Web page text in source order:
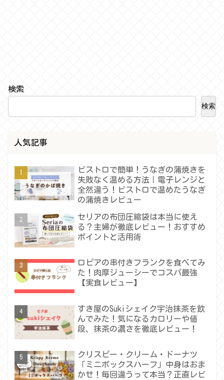
検索
検索
人気記事
ビストロで簡単！うなぎの蒲焼きを
失敗なく温める方法｜電子レンジと
全然違う！ビストロで温めたうなぎ
の蒲焼きレビュー
セリアの布団圧縮袋は本当に使え
る？主婦が徹底レビュー！おすすめ
ポイントと活用術
ロピアの串付きフランクを食べてみ
た！肉厚ジューシーでコスパ最強
【実食レビュー】
すき屋のSukiシェイク宇治抹茶を飲
んでみた！気になるカロリーや値
段、抹茶の濃さを徹底レビュー！
クリスピー・クリーム・ドーナツ
「ミニボックスハーフ」中身はおま
かせ！毎回違うって本当？正直レビ